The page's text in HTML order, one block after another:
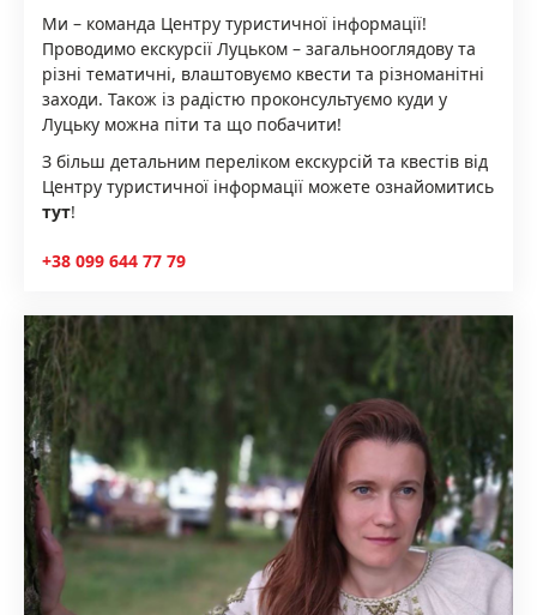
Ми – команда Центру туристичної інформації!
Проводимо екскурсії Луцьком – загальнооглядову та
різні тематичні, влаштовуємо квести та різноманітні
заходи. Також із радістю проконсультуємо куди у
Луцьку можна піти та що побачити!
З більш детальним переліком екскурсій та квестів від
Центру туристичної інформації можете ознайомитись
тут!
+38 099 644 77 79